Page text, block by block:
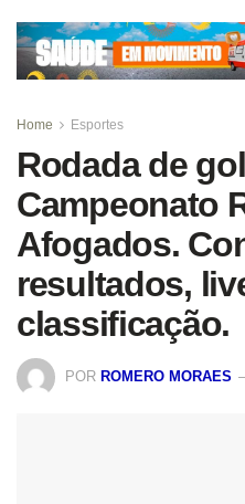
Home Esportes
Rodada de
Campeonato
Afogados.
resultados,
classificação.
POR ROMERO MORAES